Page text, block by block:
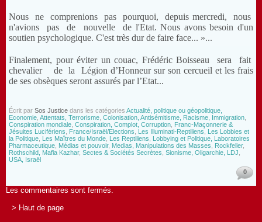
Nous ne comprenions pas pourquoi, depuis mercredi, nous
n'avions pas de nouvelle de l'Etat. Nous avons besoin d'un
soutien psychologique. C'est très dur de faire face... »...
Finalement, pour éviter un couac, Frédéric Boisseau sera fait
chevalier de la Légion d’Honneur sur son cercueil et les frais
de ses obsèques seront assurés par l’Etat...
Écrit par Sos Justice dans les catégories Actualité, politique ou géopolitique,
Economie Attentats, Terrorisme Colonisation, Antisémitisme, Racisme, Immigration
Conspiration mondiale Conspiration, Complot, Corruption Franc-Maçonnerie &
Jésuites Lucifériens
France/Israël/Elections Les Illuminati-Reptiliens
Les Lobbies et
la Politique Les Maîtres du Monde Les Reptiliens
Lobbying et Politique, Laboratoires
Pharmaceutique Médias et pouvoir, Medias, Manipulations des Masses Rockfeller,
Rothschild, Mafia Kazhar, Sectes & Sociétés Secrètes Sionisme, Oligarchie, LDJ
USA, Israël
0
Les commentaires sont fermés.
> Haut de page